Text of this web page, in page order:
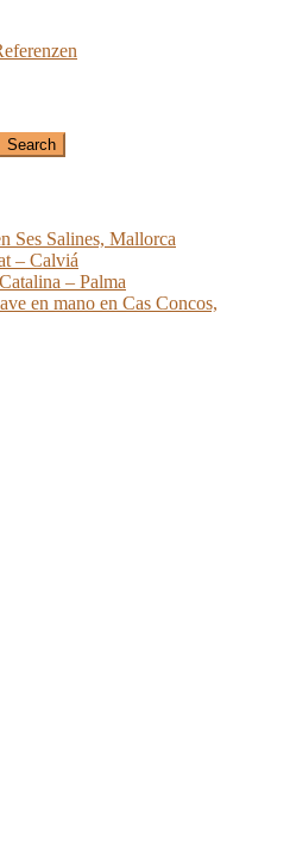
Ses Salines, Mallorca
– Calviá
– Palma
en mano en Cas Concos,